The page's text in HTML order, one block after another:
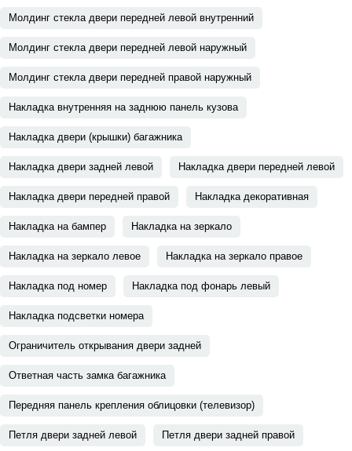
Молдинг стекла двери передней левой внутренний
Молдинг стекла двери передней левой наружный
Молдинг стекла двери передней правой наружный
Накладка внутренняя на заднюю панель кузова
Накладка двери (крышки) багажника
Накладка двери задней левой Накладка двери передней левой
Накладка двери передней правой Накладка декоративная
Накладка на бампер Накладка на зеркало
Накладка на зеркало левое Накладка на зеркало правое
Накладка под номер Накладка под фонарь левый
Накладка подсветки номера
Ограничитель открывания двери задней
Ответная часть замка багажника
Передняя панель крепления облицовки (телевизор)
Петля двери задней левой Петля двери задней правой